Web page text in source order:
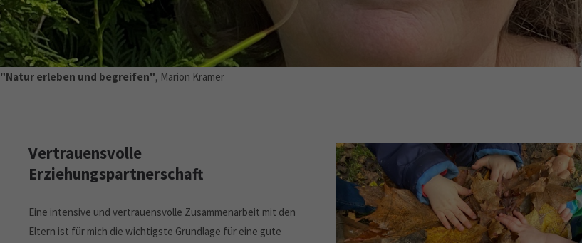
"Natur erleben und begreifen", Marion Kramer
Vertrauensvolle
Erziehungspartnerschaft
Eine intensive und vertrauensvolle Zusammenarbeit mit den
Eltern ist für mich die wichtigste Grundlage für eine gute